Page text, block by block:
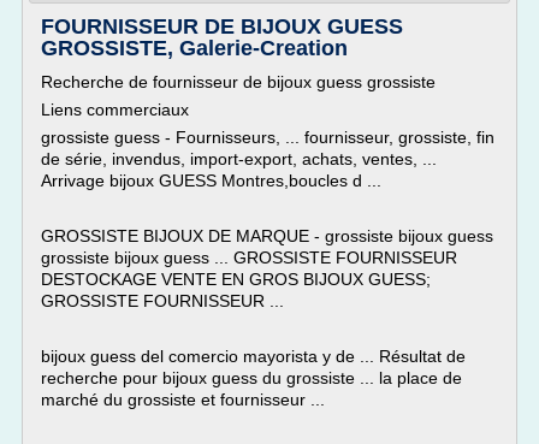
FOURNISSEUR DE BIJOUX GUESS
GROSSISTE, Galerie-Creation
Recherche de fournisseur de bijoux guess grossiste
Liens commerciaux
grossiste guess - Fournisseurs, ... fournisseur, grossiste, fin
de série, invendus, import-export, achats, ventes, ...
Arrivage bijoux GUESS Montres,boucles d ...
GROSSISTE BIJOUX DE MARQUE - grossiste bijoux guess
grossiste bijoux guess ... GROSSISTE FOURNISSEUR
DESTOCKAGE VENTE EN GROS BIJOUX GUESS;
GROSSISTE FOURNISSEUR ...
bijoux guess del comercio mayorista y de ... Résultat de
recherche pour bijoux guess du grossiste ... la place de
marché du grossiste et fournisseur ...